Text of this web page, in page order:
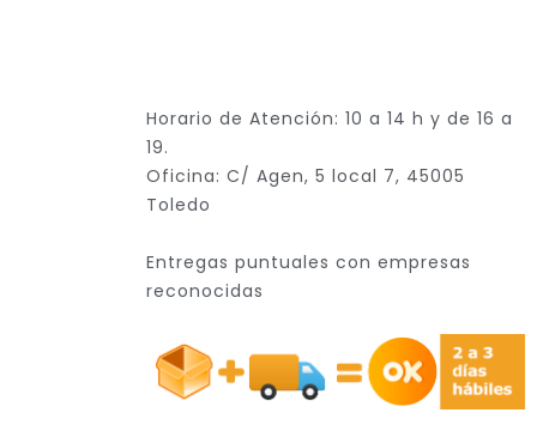
Horario de Atención: 10 a 14 h y de 16 a
19.
Oficina: C/ Agen, 5 local 7, 45005
Toledo
Entregas puntuales con empresas
reconocidas